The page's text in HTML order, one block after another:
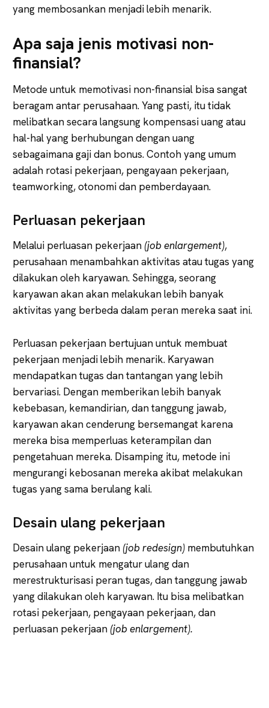
yang membosankan menjadi lebih menarik.
Apa saja jenis motivasi non-
finansial?
Metode untuk memotivasi non-finansial bisa sangat
beragam antar perusahaan. Yang pasti, itu tidak
melibatkan secara langsung kompensasi uang atau
hal-hal yang berhubungan dengan uang
sebagaimana gaji dan bonus. Contoh yang umum
adalah rotasi pekerjaan, pengayaan pekerjaan,
teamworking, otonomi dan pemberdayaan.
Perluasan pekerjaan
Melalui perluasan pekerjaan (job enlargement),
perusahaan menambahkan aktivitas atau tugas yang
dilakukan oleh karyawan. Sehingga, seorang
karyawan akan akan melakukan lebih banyak
aktivitas yang berbeda dalam peran mereka saat ini.
Perluasan pekerjaan bertujuan untuk membuat
pekerjaan menjadi lebih menarik. Karyawan
mendapatkan tugas dan tantangan yang lebih
bervariasi. Dengan memberikan lebih banyak
kebebasan, kemandirian, dan tanggung jawab,
karyawan akan cenderung bersemangat karena
mereka bisa memperluas keterampilan dan
pengetahuan mereka. Disamping itu, metode ini
mengurangi kebosanan mereka akibat melakukan
tugas yang sama berulang kali.
Desain ulang pekerjaan
Desain ulang pekerjaan (job redesign) membutuhkan
perusahaan untuk mengatur ulang dan
merestrukturisasi peran tugas, dan tanggung jawab
yang dilakukan oleh karyawan. Itu bisa melibatkan
rotasi pekerjaan, pengayaan pekerjaan, dan
perluasan pekerjaan (job enlargement).